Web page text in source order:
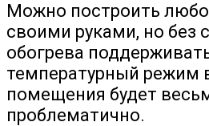
Можно построить
своими руками, но без
обогрева
температурный режим
помещения будет
проблематично.